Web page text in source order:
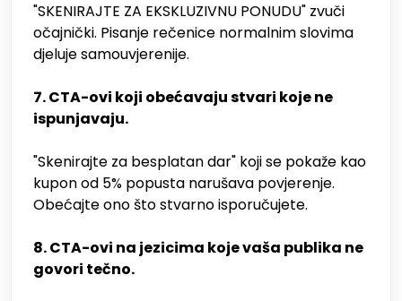
"SKENIRAJTE ZA EKSKLUZIVNU PONUDU" zvuči
očajnički. Pisanje rečenice normalnim slovima
djeluje samouvjerenije.
7. CTA-ovi koji obećavaju stvari koje ne
ispunjavaju.
"Skenirajte za besplatan dar" koji se pokaže kao
kupon od 5% popusta narušava povjerenje.
Obećajte ono što stvarno isporučujete.
8. CTA-ovi na jezicima koje vaša publika ne
govori tečno.